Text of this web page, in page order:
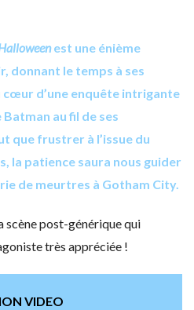
est une énième
donnant le temps à ses
cœur d’une enquête intrigante
au fil de ses
que frustrer à l’issue du
la patience saura nous guider
de meurtres à Gotham City.
scène post-générique qui
très appréciée !
VIDEO